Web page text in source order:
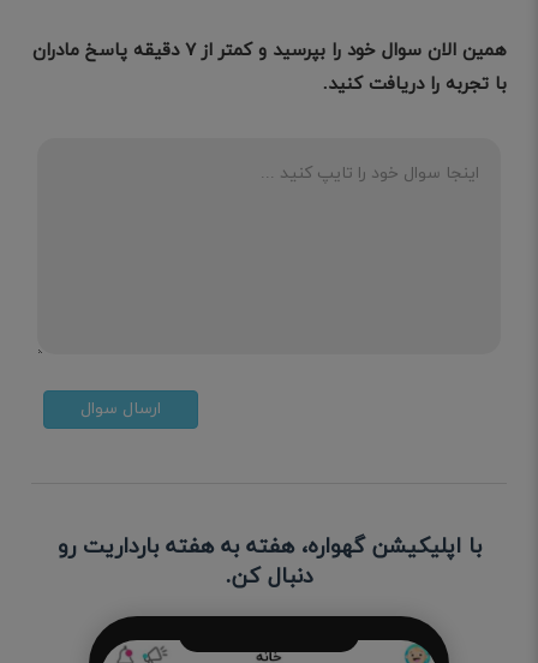
همین الان سوال خود را بپرسید و کمتر از ۷ دقیقه پاسخ مادران
با تجربه را دریافت کنید.
ارسال سوال
با اپلیکیشن گهواره، هفته به هفته بارداریت رو
دنبال کن.